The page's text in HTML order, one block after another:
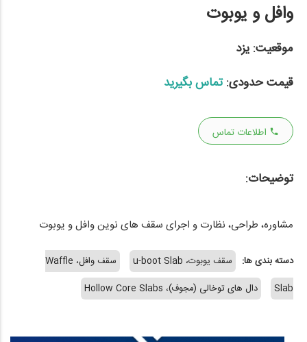
وافل و یوبوت
موقعیت:یزد
قیمت حدودی: تماس بگیرید
اطلاعات تماس
توضیحات:
مشاوره، طراحی، نظارت و اجرای سقف های نوین وافل و یوبوت
دسته بندی ها: سقف یوبوت، u-boot Slab
سقف وافل، Waffle
Slab
دال های توخالی (مجوف)، Hollow Core Slabs